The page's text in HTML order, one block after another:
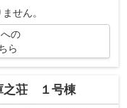
せん。
の
ら
之荘 １号棟